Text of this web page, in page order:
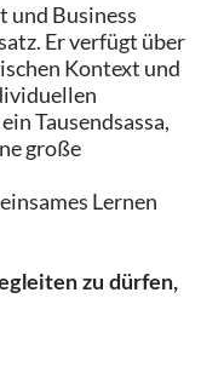
und Business
Er verfügt über
Kontext und
Tausendsassa,
große
Lernen
zu dürfen,